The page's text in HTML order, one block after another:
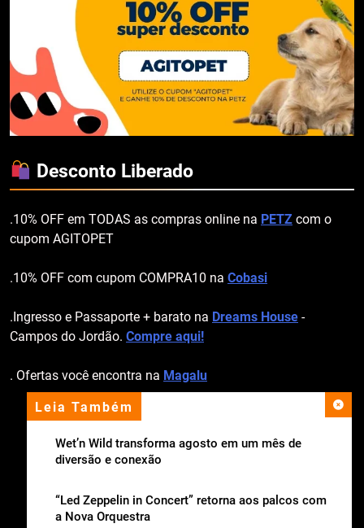
Leia Também
Wet’n Wild transforma agosto em um mês de
diversão e conexão
“Led Zeppelin in Concert” retorna aos palcos com
a Nova Orquestra
Desconto Liberado
.10% OFF em TODAS as compras online na PETZ com o
cupom AGITOPET
.10% OFF com cupom COMPRA10 na Cobasi
.Ingresso e Passaporte + barato na Dreams House -
Campos do Jordão. Compre aqui!
. Ofertas você encontra na Magalu
apoio institucional